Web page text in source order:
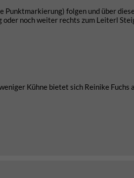
Punktmarkierung) folgen und über
oder noch weiter rechts zum Leiterl
Kühne bietet sich Reinike Fuchs